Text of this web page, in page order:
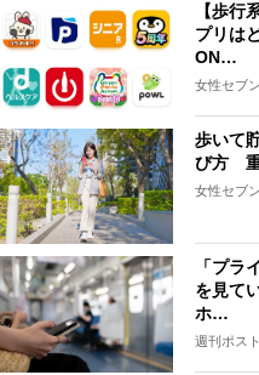
【歩行
プリは
ON…
女性セブン
歩いて
び方 重
女性セブン
「プラ
を見て
ホ…
週刊ポスト